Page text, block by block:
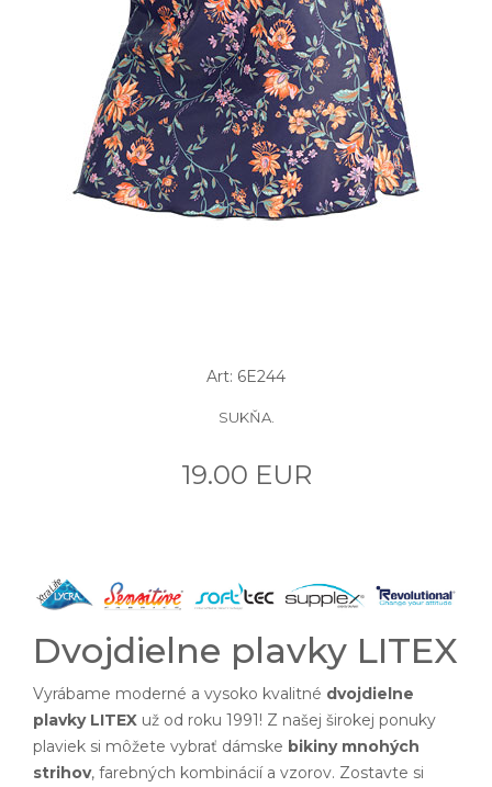
Art: 6E244
SUKŇA.
19.00 EUR
Dvojdielne plavky LITEX
Vyrábame moderné a vysoko kvalitné dvojdielne
plavky LITEX už od roku 1991! Z našej širokej ponuky
plaviek si môžete vybrať dámske bikiny mnohých
strihov, farebných kombinácií a vzorov. Zostavte si